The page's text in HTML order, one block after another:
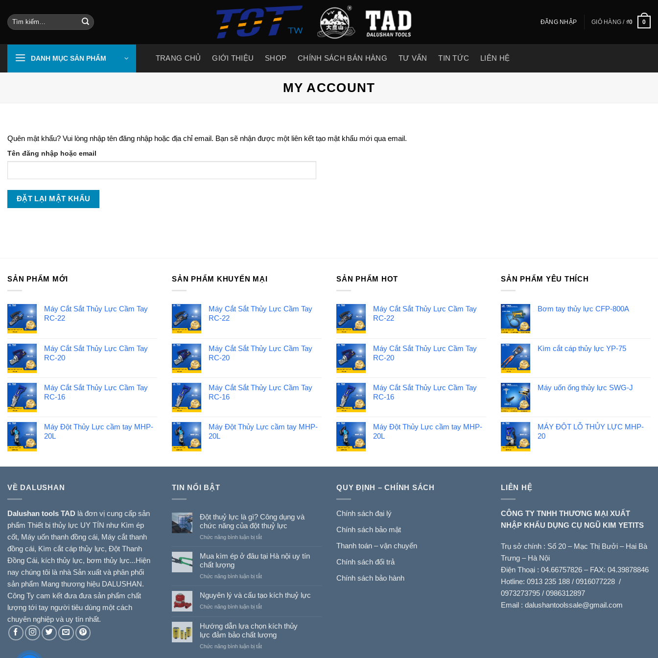
content
Tìm
kiếm:
ĐĂNG NHẬP GIỎ HÀNG / ₫0 0
DANH MỤC SẢN PHẨM TRANG CHỦ GIỚI THIỆU SHOP CHÍNH SÁCH BÁN HÀNG TƯ VẤN TIN TỨC LIÊN HỆ
MY ACCOUNT
Quên mật khẩu? Vui lòng nhập tên đăng nhập hoặc địa chỉ email. Bạn sẽ nhận được một liên kết tạo mật khẩu mới qua email.
Tên đăng nhập hoặc email
ĐẶT LẠI MẬT KHẨU
SẢN PHẨM MỚI
Máy Cắt Sắt Thủy Lực Cầm Tay
RC-22
Máy Cắt Sắt Thủy Lực Cầm Tay
RC-20
Máy Cắt Sắt Thủy Lực Cầm Tay
RC-16
Máy Đột Thủy Lực cầm tay MHP-
20L
SẢN PHẨM KHUYẾN MẠI
Máy Cắt Sắt Thủy Lực Cầm Tay
RC-22
Máy Cắt Sắt Thủy Lực Cầm Tay
RC-20
Máy Cắt Sắt Thủy Lực Cầm Tay
RC-16
Máy Đột Thủy Lực cầm tay MHP-
20L
SẢN PHẨM HOT
Máy Cắt Sắt Thủy Lực Cầm Tay
RC-22
Máy Cắt Sắt Thủy Lực Cầm Tay
RC-20
Máy Cắt Sắt Thủy Lực Cầm Tay
RC-16
Máy Đột Thủy Lực cầm tay MHP-
20L
SẢN PHẨM YÊU THÍCH
Bơm tay thủy lực CFP-800A
Kìm cắt cáp thủy lực YP-75
Máy uốn ống thủy lực SWG-J
MÁY ĐỘT LỖ THỦY LỰC MHP-
20
VỀ DALUSHAN
Dalushan tools TAD là đơn vị cung cấp sản
phẩm Thiết bị thủy lực UY TÍN như Kìm ép
cốt, Máy uốn thanh đồng cái, Máy cắt thanh
đồng cái, Kìm cắt cáp thủy lực, Đột Thanh
Đồng Cái, kích thủy lực, bơm thủy lực...Hiện
nay chúng tôi là nhà Sản xuất và phân phối
sản phẩm Mang thương hiệu DALUSHAN.
Công Ty cam kết đưa đưa sản phẩm chất
lượng tới tay người tiêu dùng một cách
chuyên nghiệp và uy tín nhất.
TIN NỔI BẬT
Đột thuỷ lực là gì? Công dụng và
chức năng của đột thuỷ lực
Chức năng bình luận bị tắtở
thuỷ
lực
gì?
dụng
của
đột
thuỷ
Mua kìm ép ở đâu tại Hà nội uy tín
chất lượng
Chức năng bình luận bị tắtở
kìm
ép
ở
tại
Hà
Nguyên lý và cấu tạo kích thuỷ lực
Chức năng bình luận bị tắtở
cấu
tạo
Hướng dẫn lựa chọn kích thủy
lực đảm bảo chất lượng
Chức năng bình luận bị tắtở
QUY ĐỊNH – CHÍNH SÁCH
Chính sách đại lý
Chính sách bảo mật
Thanh toán – vận chuyển
Chính sách đổi trả
Chính sách bảo hành
LIÊN HỆ
CÔNG TY TNHH THƯƠNG MẠI XUẤT
NHẬP KHẨU DỤNG CỤ NGŨ KIM YETITS
Trụ sở chính : Số 20 – Mạc Thị Bưởi – Hai Bà
Trưng – Hà Nội
Điện Thoại : 04.66757826 – FAX: 04.39878846
Hotline: 0913 235 188 / 0916077228 /
0973273795 / 0986312897
Email : dalushantoolssale@gmail.com